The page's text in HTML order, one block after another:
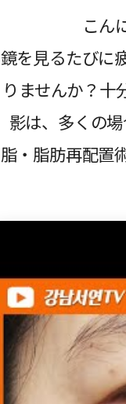
こん
鏡を見るたびに
りませんか？十
影は、多くの
脂・脂肪再配置